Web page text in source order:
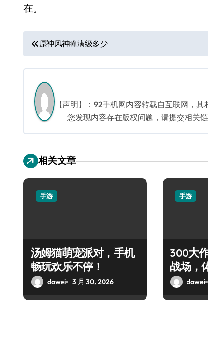
在。
文
章
导
航
原神风神瞳满级多少
【声明】：92手机网内容转载自互联网，
您发现内容存在版权问题，请提交相关
相关文章
手游
汤姆猫萌宠派对，手机
畅玩欢乐不停！
dawei 3 月 30, 2026
手游
300大
战场，
对决！
dawei